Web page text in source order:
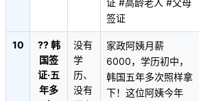
签证
10
?? 韩
国签
证·五
年多
没有
学
历、
没有
家政阿姨月薪
6000，学历初中，
韩国五年多次照样拿
下！这位阿姨今年